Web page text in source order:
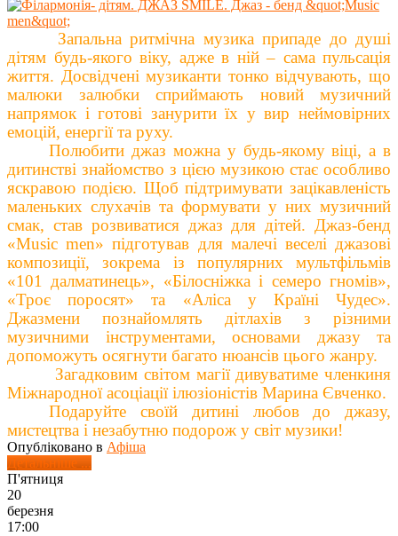
Запальна ритмічна музика припаде до душі
дітям будь-якого віку, адже в ній – сама пульсація
життя. Досвідчені музиканти тонко відчувають, що
малюки залюбки сприймають новий музичний
напрямок і готові занурити їх у вир неймовірних
емоцій, енергії та руху.
Полюбити джаз можна у будь-якому віці, а в
дитинстві знайомство з цією музикою стає особливо
яскравою подією. Щоб підтримувати зацікавленість
маленьких слухачів та формувати у них музичний
смак, став розвиватися джаз для дітей. Джаз-бенд
«Music men» підготував для малечі веселі джазові
композиції, зокрема із популярних мультфільмів
«101 далматинець», «Білосніжка і семеро гномів»,
«Троє поросят» та «Аліса у Країні Чудес».
Джазмени познайомлять дітлахів з різними
музичними інструментами, основами джазу та
допоможуть осягнути багато нюансів цього жанру.
Загадковим світом магії дивуватиме членкиня
Міжнародної асоціації ілюзіоністів Марина Євченко.
Подаруйте своїй дитині любов до джазу,
мистецтва і незабутню подорож у світ музики!
Опубліковано в Афіша
Детальніше ...
П'ятниця
20
березня
17:00